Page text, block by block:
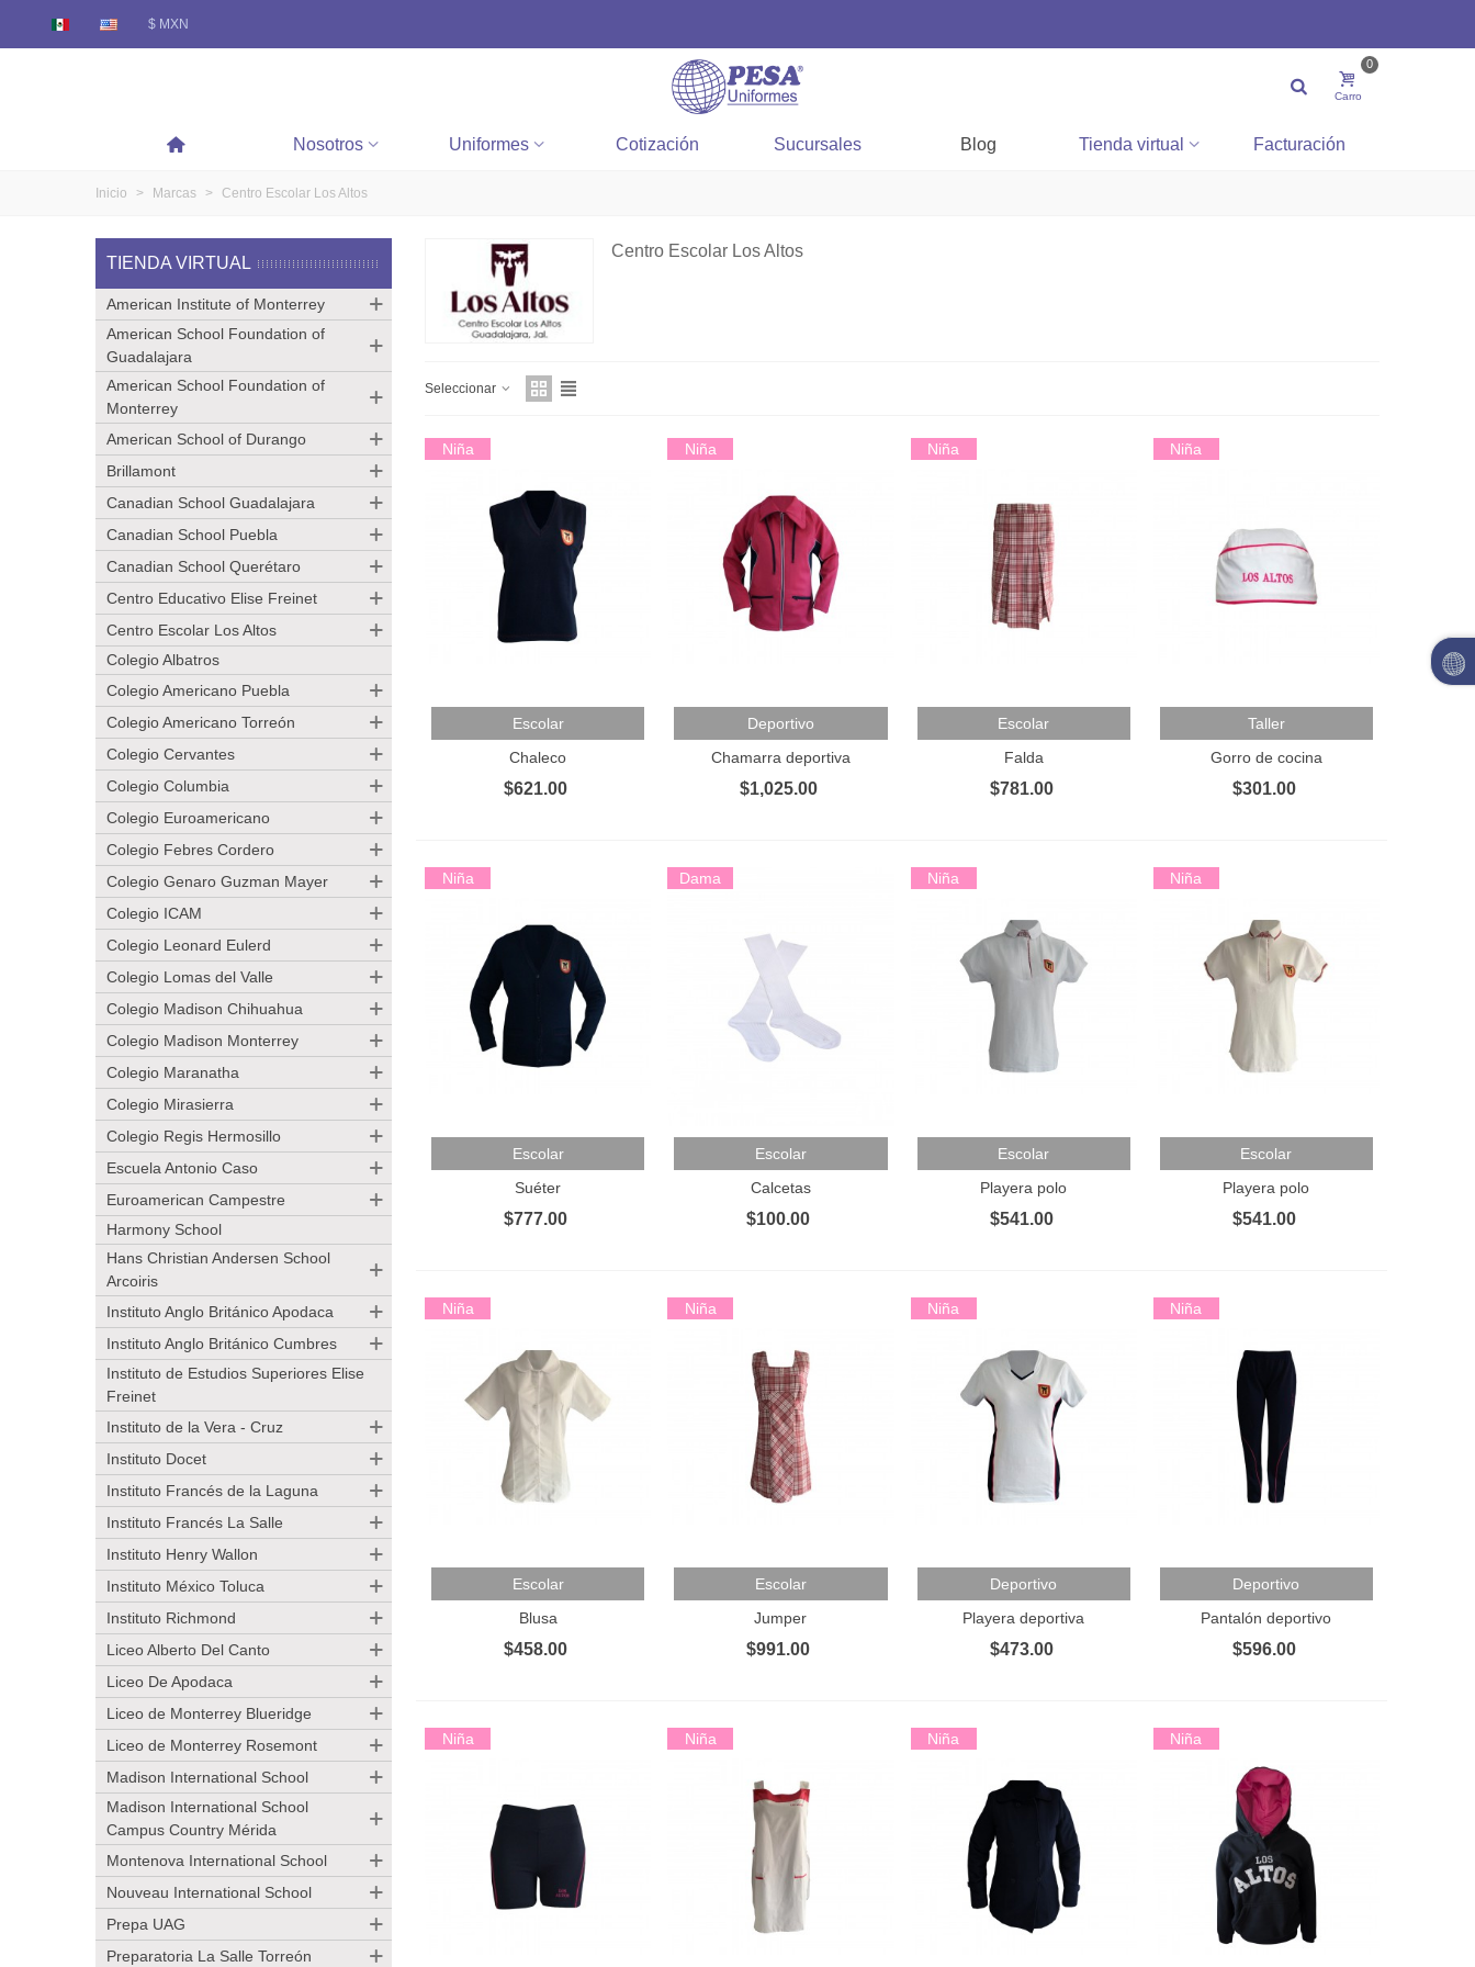
$ MXN
Carro
0
Nosotros Uniformes Cotización Sucursales Blog Tienda virtual Facturación
Inicio > Marcas > Centro Escolar Los Altos
TIENDA VIRTUAL
American Institute of Monterrey
American School Foundation of
Guadalajara
American School Foundation of
Monterrey
American School of Durango
Brillamont
Canadian School Guadalajara
Canadian School Puebla
Canadian School Querétaro
Centro Educativo Elise Freinet
Centro Escolar Los Altos
Colegio Albatros
Colegio Americano Puebla
Colegio Americano Torreón
Colegio Cervantes
Colegio Columbia
Colegio Euroamericano
Colegio Febres Cordero
Colegio Genaro Guzman Mayer
Colegio ICAM
Colegio Leonard Eulerd
Colegio Lomas del Valle
Colegio Madison Chihuahua
Colegio Madison Monterrey
Colegio Maranatha
Colegio Mirasierra
Colegio Regis Hermosillo
Escuela Antonio Caso
Euroamerican Campestre
Harmony School
Hans Christian Andersen School
Arcoiris
Instituto Anglo Británico Apodaca
Instituto Anglo Británico Cumbres
Instituto de Estudios Superiores Elise
Freinet
Instituto de la Vera - Cruz
Instituto Docet
Instituto Francés de la Laguna
Instituto Francés La Salle
Instituto Henry Wallon
Instituto México Toluca
Instituto Richmond
Liceo Alberto Del Canto
Liceo De Apodaca
Liceo de Monterrey Blueridge
Liceo de Monterrey Rosemont
Madison International School
Madison International School
Campus Country Mérida
Montenova International School
Nouveau International School
Prepa UAG
Preparatoria La Salle Torreón
Centro Escolar Los Altos
Seleccionar
Niña
Añadir Al Carrito
Escolar
Chaleco
$621.00
Niña
Añadir Al Carrito
Deportivo
Chamarra deportiva
$1,025.00
Niña
Añadir Al Carrito
Escolar
Falda
$781.00
Niña
Añadir Al Carrito
Taller
Gorro de cocina
$301.00
Niña
Añadir Al Carrito
Escolar
Suéter
$777.00
Dama
Añadir Al Carrito
Escolar
Calcetas
$100.00
Niña
Añadir Al Carrito
Escolar
Playera polo
$541.00
Niña
Añadir Al Carrito
Escolar
Playera polo
$541.00
Niña
Añadir Al Carrito
Escolar
Blusa
$458.00
Niña
Añadir Al Carrito
Escolar
Jumper
$991.00
Niña
Añadir Al Carrito
Deportivo
Playera deportiva
$473.00
Niña
Añadir Al Carrito
Deportivo
Pantalón deportivo
$596.00
Niña Niña Niña Niña